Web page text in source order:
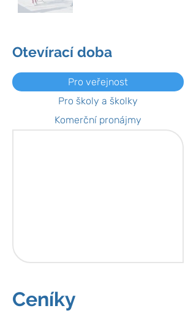
Otevírací doba
Pro veřejnost
Pro školy a školky
Komerční pronájmy
Ceníky